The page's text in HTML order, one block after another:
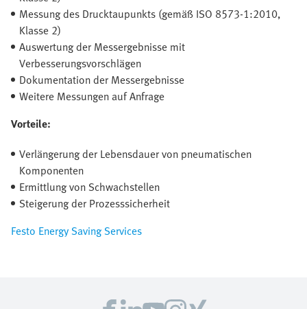
Messung des Drucktaupunkts (gemäß ISO 8573-1:2010,
Klasse 2)
Auswertung der Messergebnisse mit
Verbesserungsvorschlägen
Dokumentation der Messergebnisse
Weitere Messungen auf Anfrage
Vorteile:
Verlängerung der Lebensdauer von pneumatischen
Komponenten
Ermittlung von Schwachstellen
Steigerung der Prozesssicherheit
Festo Energy Saving Services